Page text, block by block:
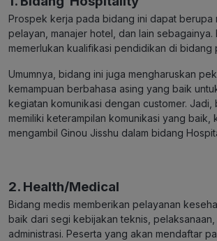
Prospek kerja pada bidang ini dapat berupa
pelayan, manajer hotel, dan lain sebagainya.
memerlukan kualifikasi pendidikan di bidang
Umumnya, bidang ini juga mengharuskan
kemampuan berbahasa asing yang baik
kegiatan komunikasi dengan customer. Jadi,
memiliki keterampilan komunikasi yang baik,
mengambil Ginou Jisshu dalam bidang
2. Health/Medical
Bidang medis memberikan pelayanan
baik dari segi kebijakan teknis,
administrasi. Peserta yang akan mendaftar